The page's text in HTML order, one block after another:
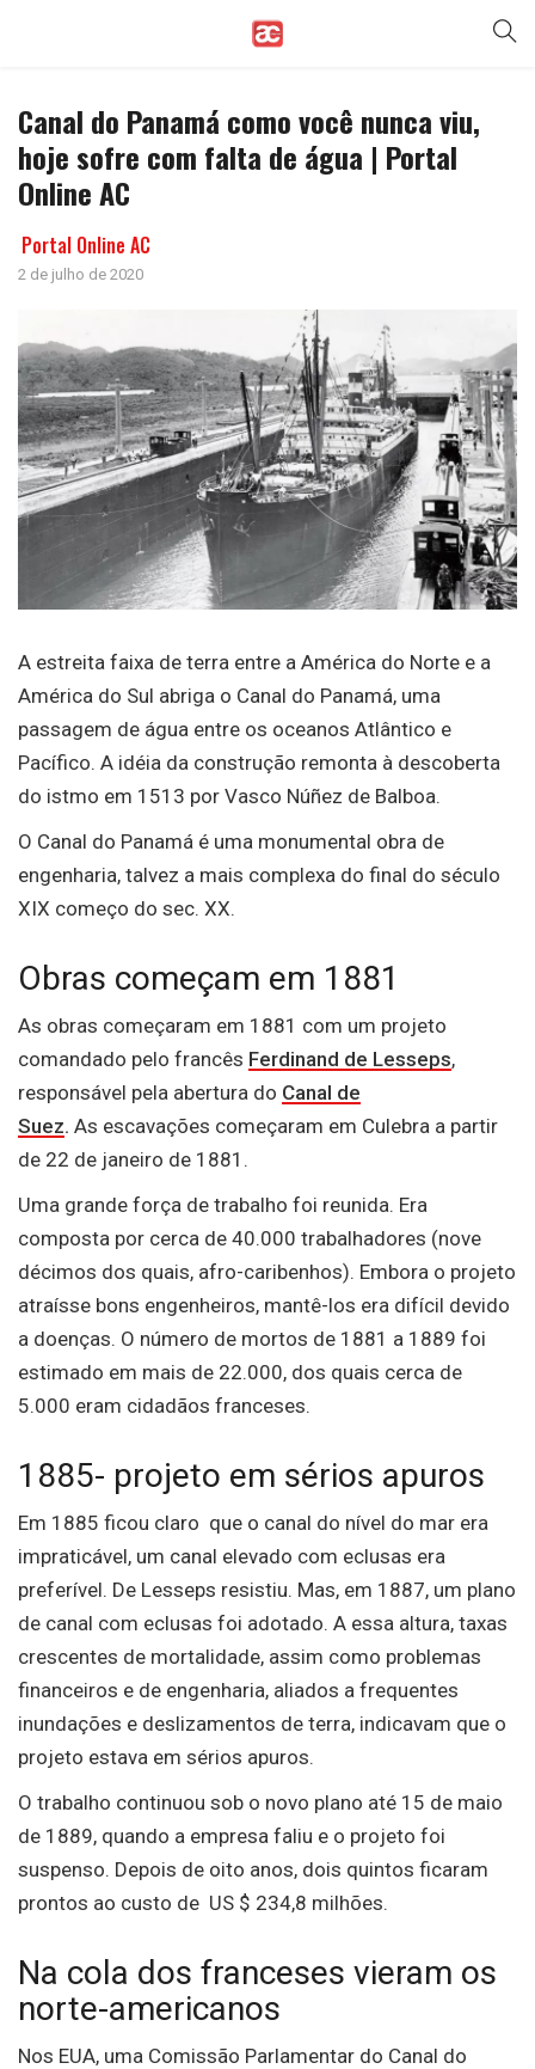
Canal do Panamá como você nunca viu,
hoje sofre com falta de água | Portal
Online AC
Portal Online AC
2 de julho de 2020
A estreita faixa de terra entre a América do Norte e a
América do Sul abriga o Canal do Panamá, uma
passagem de água entre os oceanos Atlântico e
Pacífico. A idéia da construção remonta à descoberta
do istmo em 1513 por Vasco Núñez de Balboa.
O Canal do Panamá é uma monumental obra de
engenharia, talvez a mais complexa do final do século
XIX começo do sec. XX.
Obras começam em 1881
As obras começaram em 1881 com um projeto
comandado pelo francês Ferdinand de Lesseps,
responsável pela abertura do Canal de
Suez. As escavações começaram em Culebra a partir
de 22 de janeiro de 1881.
Uma grande força de trabalho foi reunida. Era
composta por cerca de 40.000 trabalhadores (nove
décimos dos quais, afro-caribenhos). Embora o projeto
atraísse bons engenheiros, mantê-los era difícil devido
a doenças. O número de mortos de 1881 a 1889 foi
estimado em mais de 22.000, dos quais cerca de
5.000 eram cidadãos franceses.
1885- projeto em sérios apuros
Em 1885 ficou claro que o canal do nível do mar era
impraticável, um canal elevado com eclusas era
preferível. De Lesseps resistiu. Mas, em 1887, um plano
de canal com eclusas foi adotado. A essa altura, taxas
crescentes de mortalidade, assim como problemas
financeiros e de engenharia, aliados a frequentes
inundações e deslizamentos de terra, indicavam que o
projeto estava em sérios apuros.
O trabalho continuou sob o novo plano até 15 de maio
de 1889, quando a empresa faliu e o projeto foi
suspenso. Depois de oito anos, dois quintos ficaram
prontos ao custo de US $ 234,8 milhões.
Na cola dos franceses vieram os
norte-americanos
Nos EUA, uma Comissão Parlamentar do Canal do